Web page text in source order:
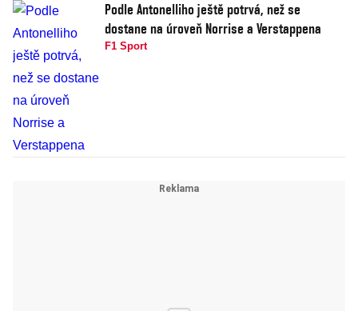
Podle Antonelliho ještě potrvá, než se
dostane na úroveň Norrise a Verstappena
F1 Sport